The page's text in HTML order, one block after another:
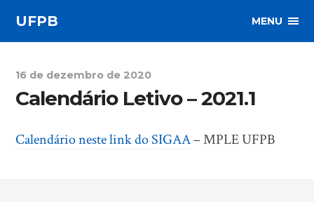
UFPB MENU
16 de dezembro de 2020
Calendário Letivo – 2021.1
Calendário neste link do SIGAA– MPLE UFPB